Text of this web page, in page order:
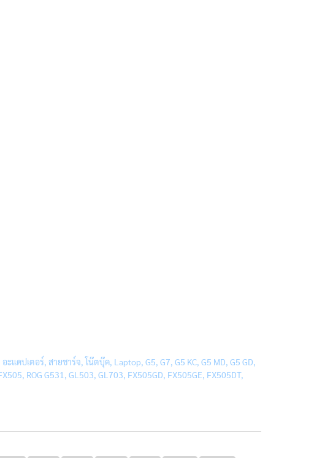
แดปเตอร์, สายชาร์จ, โน๊ตบุ๊ค, Laptop, G5, G7, G5 KC, G5 MD, G5 GD,
ROG G531, GL503, GL703, FX505GD, FX505GE, FX505DT,